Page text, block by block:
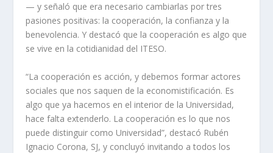
— y señaló que era necesario cambiarlas por tres
pasiones positivas: la cooperación, la confianza y la
benevolencia. Y destacó que la cooperación es algo que
se vive en la cotidianidad del ITESO.
“La cooperación es acción, y debemos formar actores
sociales que nos saquen de la economistificación. Es
algo que ya hacemos en el interior de la Universidad,
hace falta extenderlo. La cooperación es lo que nos
puede distinguir como Universidad”, destacó Rubén
Ignacio Corona, SJ, y concluyó invitando a todos los